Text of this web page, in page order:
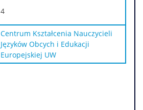
4
Centrum Kształcenia Nauczycieli
Języków Obcych i Edukacji
Europejskiej UW